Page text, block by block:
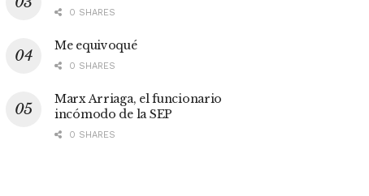
0 SHARES
Me equivoqué
0 SHARES
Marx Arriaga, el funcionario
incómodo de la SEP
0 SHARES